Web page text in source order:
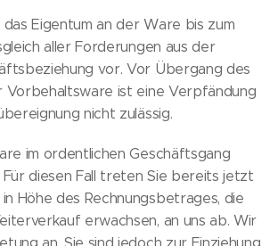
Eigentum an der Ware bis zum
aller Forderungen aus der
vor. Vor Übergang des
Vorbehaltsware ist eine Verpfändung
nicht zulässig.
im ordentlichen Geschäftsgang
diesen Fall treten Sie bereits jetzt
Höhe des Rechnungsbetrages, die
erwachsen, an uns ab. Wir